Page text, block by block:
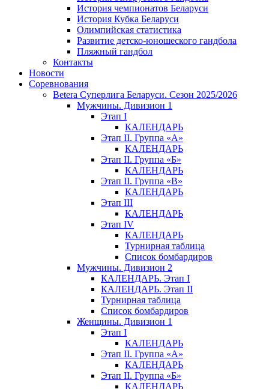
История чемпионатов Беларуси
История Кубка Беларуси
Олимпийская статистика
Развитие детско-юношеского гандбола
Пляжный гандбол
Контакты
Новости
Соревнования
Betera Суперлига Беларуси. Сезон 2025/2026
Мужчины. Дивизион 1
Этап I
КАЛЕНДАРЬ
Этап II. Группа «А»
КАЛЕНДАРЬ
Этап II. Группа «Б»
КАЛЕНДАРЬ
Этап II. Группа «В»
КАЛЕНДАРЬ
Этап III
КАЛЕНДАРЬ
Этап IV
КАЛЕНДАРЬ
Турнирная таблица
Список бомбардиров
Мужчины. Дивизион 2
КАЛЕНДАРЬ. Этап I
КАЛЕНДАРЬ. Этап II
Турнирная таблица
Список бомбардиров
Женщины. Дивизион 1
Этап I
КАЛЕНДАРЬ
Этап II. Группа «А»
КАЛЕНДАРЬ
Этап II. Группа «Б»
КАЛЕНДАРЬ